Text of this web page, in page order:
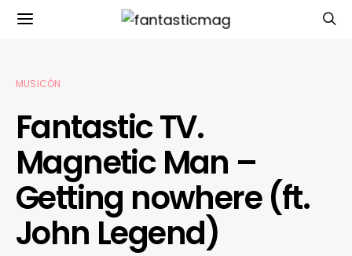
MUSICÓN
Fantastic TV.
Magnetic Man –
Getting nowhere (ft.
John Legend)